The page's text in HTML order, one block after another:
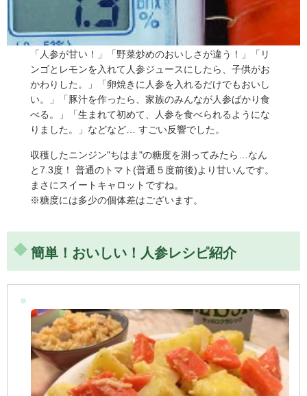
「人参が甘い！」「野菜炒めのおいしさが違う！」「リ
ンゴとレモンを入れて人参ジュースにしたら、子供がお
かわりした。」「卵焼きに人参を入れるだけでもおいし
い。」「豚汁を作ったら、家族のみんなが人参ばかり食
べる。」「生まれて初めて、人参を食べられるようにな
りました。」などなど… すごい反響でした。
収穫したニンジン"ちはま"の糖度を測ってみたら…なん
と7.3度！ 普通のトマト(普通５度前後)より甘いんです。
まさにスイートキャロットですね。
※糖度には多少の個体差はございます。
簡単！おいしい！人参レシピ紹介